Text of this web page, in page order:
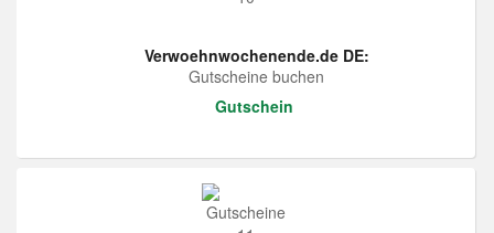
Verwoehnwochenende.de DE:
Gutscheine buchen
Gutschein